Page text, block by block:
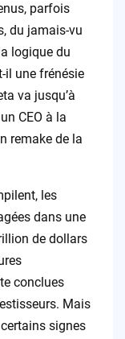
parfois
du jamais-vu
logique du
il une frénésie
va jusqu’à
CEO à la
remake de la
les
dans une
de dollars
conclues
Mais
signes